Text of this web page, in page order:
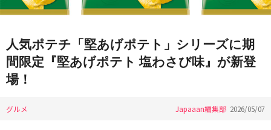
人気ポテチ「堅あげポテト」シリーズに期
間限定『堅あげポテト 塩わさび味』が新登
場！
グルメ Japaaan編集部 2026/05/07